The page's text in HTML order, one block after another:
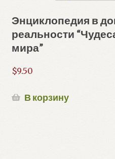
Энциклопедия в
реальности
мира”
$9.50
В корзину